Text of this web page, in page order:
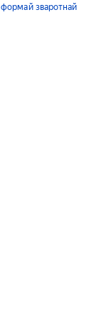
формай зваротнай